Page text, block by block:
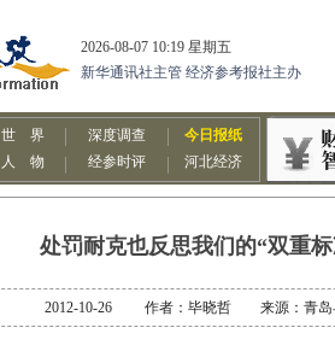
处罚耐克也反思我们的“双重
2012-10-26 作者：毕晓哲 来源：青岛